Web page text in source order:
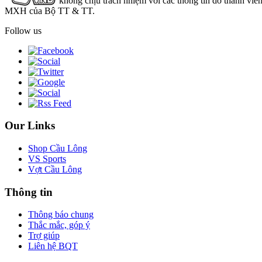
MXH của Bộ TT & TT.
Follow us
Our Links
Shop Cầu Lông
VS Sports
Vợt Cầu Lông
Thông tin
Thông báo chung
Thắc mắc, góp ý
Trợ giúp
Liên hệ BQT